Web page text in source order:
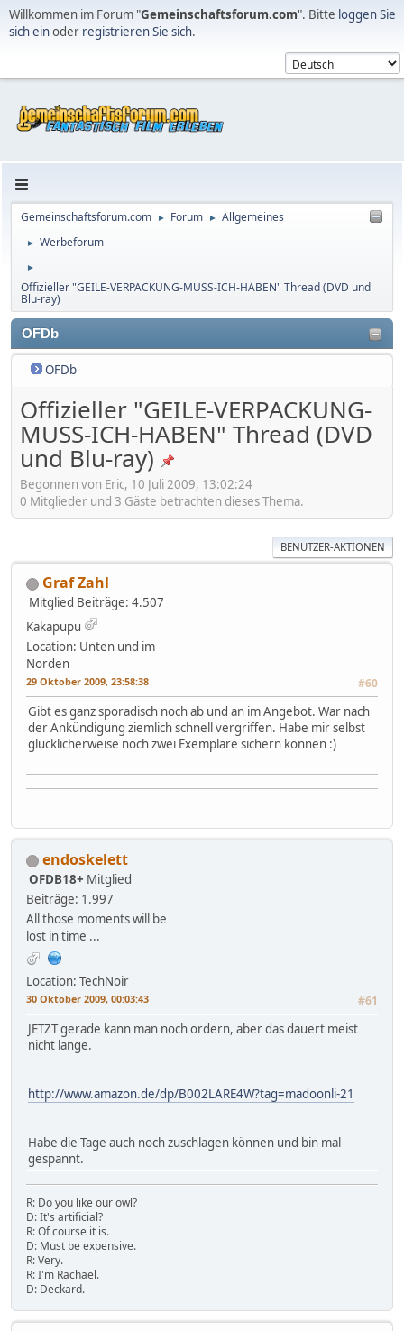
Willkommen im Forum "Gemeinschaftsforum.com". Bitte loggen Sie
sich einoder registrieren Sie sich.
Gemeinschaftsforum.com ► Forum ► Allgemeines
► Werbeforum
►
Offizieller "GEILE-VERPACKUNG-MUSS-ICH-HABEN" Thread (DVD und
Blu-ray)
OFDb
OFDb
Offizieller "GEILE-VERPACKUNG-
MUSS-ICH-HABEN" Thread (DVD
und Blu-ray)
Begonnen von Eric, 10 Juli 2009, 13:02:24
0 Mitglieder und 3 Gäste betrachten dieses Thema.
BENUTZER-AKTIONEN
Graf Zahl
Mitglied Beiträge: 4.507
Kakapupu
Location: Unten und im
Norden
29 Oktober 2009, 23:58:38 #60
Gibt es ganz sporadisch noch ab und an im Angebot. War nach
der Ankündigung ziemlich schnell vergriffen. Habe mir selbst
glücklicherweise noch zwei Exemplare sichern können :)
endoskelett
OFDB18+ Mitglied
Beiträge: 1.997
All those moments will be
lost in time ...
Location: TechNoir
30 Oktober 2009, 00:03:43 #61
JETZT gerade kann man noch ordern, aber das dauert meist
nicht lange.
http://www.amazon.de/dp/B002LARE4W?tag=madoonli-21
Habe die Tage auch noch zuschlagen können und bin mal
gespannt.
R: Do you like our owl?
D: It's artificial?
R: Of course it is.
D: Must be expensive.
R: Very.
R: I'm Rachael.
D: Deckard.